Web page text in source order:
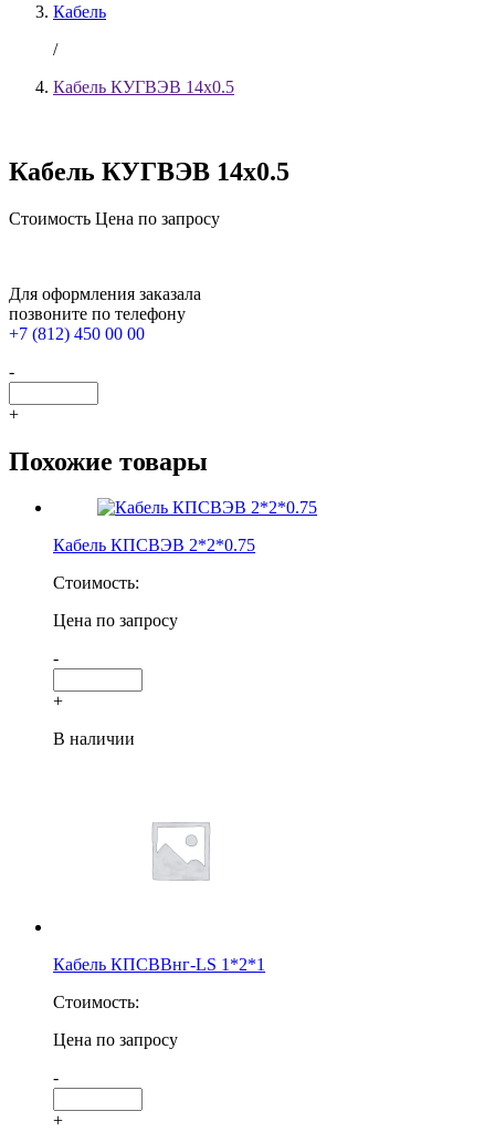
Кабель
/
Кабель КУГВЭВ 14х0.5
Кабель КУГВЭВ 14х0.5
Стоимость Цена по запросу
Для оформления заказала
позвоните по телефону
+7 (812) 450 00 00
-
+
Похожие товары
Кабель КПСВЭВ 2*2*0.75
Стоимость:
Цена по запросу
-
+
В наличии
Кабель КПСВВнг-LS 1*2*1
Стоимость:
Цена по запросу
-
+